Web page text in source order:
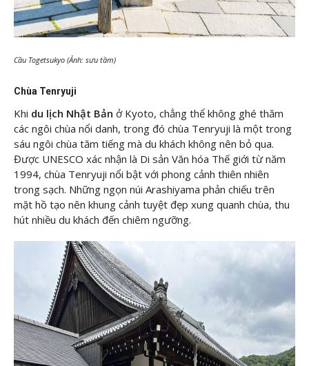
Cầu Togetsukyo (Ảnh: sưu tầm)
Chùa Tenryuji
Khi du lịch Nhật Bản ở Kyoto, chẳng thể không ghé thăm
các ngôi chùa nổi danh, trong đó chùa Tenryuji là một trong
sáu ngôi chùa tăm tiếng mà du khách không nên bỏ qua.
Được UNESCO xác nhận là Di sản Văn hóa Thế giới từ năm
1994, chùa Tenryuji nổi bật với phong cảnh thiên nhiên
trong sạch. Những ngọn núi Arashiyama phản chiếu trên
mặt hồ tạo nên khung cảnh tuyệt đẹp xung quanh chùa, thu
hút nhiều du khách đến chiêm ngưỡng.